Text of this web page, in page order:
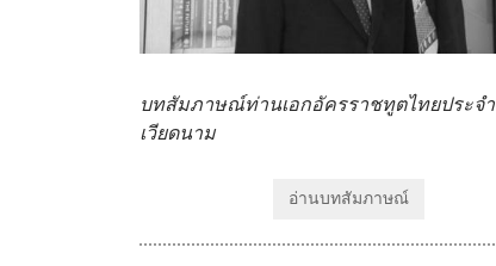
บทสัมภาษณ์ท่านเอกอัครราชทูตไทยประจำ
เวียดนาม
อ่านบทสัมภาษณ์